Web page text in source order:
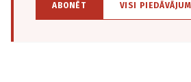
ABONĒT VISI PIEDĀVĀJUMI